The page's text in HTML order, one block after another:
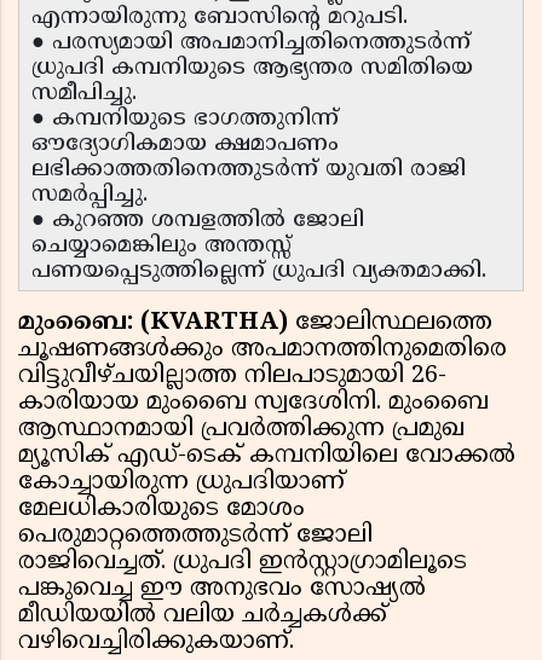
എന്നായിരുന്നു ബോസിൻ്റെ മറുപടി.
● പരസ്യമായി അപമാനിച്ചതിനെത്തുടർന്ന്
ധ്രുപദി കമ്പനിയുടെ ആഭ്യന്തര സമിതിയെ
സമീപിച്ചു.
● കമ്പനിയുടെ ഭാഗത്തുനിന്ന്
ഔദ്യോഗികമായ ക്ഷമാപണം
ലഭിക്കാത്തതിനെത്തുടർന്ന് യുവതി രാജി
സമർപ്പിച്ചു.
● കുറഞ്ഞ ശമ്പളത്തിൽ ജോലി
ചെയ്യാമെങ്കിലും അന്തസ്സ്
പണയപ്പെടുത്തില്ലെന്ന് ധ്രുപദി വ്യക്തമാക്കി.
മുംബൈ: (KVARTHA) ജോലിസ്ഥലത്തെ
ചൂഷണങ്ങൾക്കും അപമാനത്തിനുമെതിരെ
വിട്ടുവീഴ്ചയില്ലാത്ത നിലപാടുമായി 26-
കാരിയായ മുംബൈ സ്വദേശിനി. മുംബൈ
ആസ്ഥാനമായി പ്രവർത്തിക്കുന്ന പ്രമുഖ
മ്യൂസിക് എഡ്-ടെക് കമ്പനിയിലെ വോക്കൽ
കോച്ചായിരുന്ന ധ്രുപദിയാണ്
മേലധികാരിയുടെ മോശം
പെരുമാറ്റത്തെത്തുടർന്ന് ജോലി
രാജിവെച്ചത്. ധ്രുപദി ഇൻസ്റ്റാഗ്രാമിലൂടെ
പങ്കുവെച്ച ഈ അനുഭവം സോഷ്യൽ
മീഡിയയിൽ വലിയ ചർച്ചകൾക്ക്
വഴിവെച്ചിരിക്കുകയാണ്.